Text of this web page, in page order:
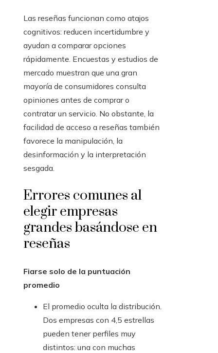
Las reseñas funcionan como atajos
cognitivos: reducen incertidumbre y
ayudan a comparar opciones
rápidamente. Encuestas y estudios de
mercado muestran que una gran
mayoría de consumidores consulta
opiniones antes de comprar o
contratar un servicio. No obstante, la
facilidad de acceso a reseñas también
favorece la manipulación, la
desinformación y la interpretación
sesgada.
Errores comunes al
elegir empresas
grandes basándose en
reseñas
Fiarse solo de la puntuación
promedio
El promedio oculta la distribución.
Dos empresas con 4,5 estrellas
pueden tener perfiles muy
distintos: una con muchas